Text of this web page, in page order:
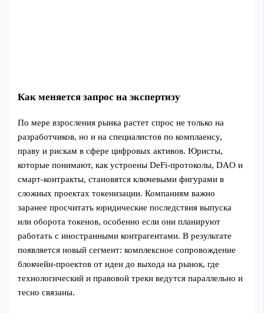
Как меняется запрос на экспертизу
По мере взросления рынка растет спрос не только на
разработчиков, но и на специалистов по комплаенсу,
праву и рискам в сфере цифровых активов. Юристы,
которые понимают, как устроены DeFi‑протоколы, DAO и
смарт‑контракты, становятся ключевыми фигурами в
сложных проектах токенизации. Компаниям важно
заранее просчитать юридические последствия выпуска
или оборота токенов, особенно если они планируют
работать с иностранными контрагентами. В результате
появляется новый сегмент: комплексное сопровождение
блокчейн‑проектов от идеи до выхода на рынок, где
технологический и правовой треки ведутся параллельно и
тесно связаны.